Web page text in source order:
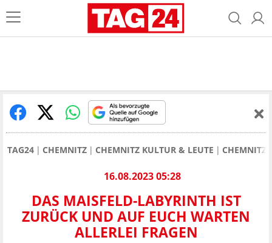
TAG24 CHEMNITZ CHEMNITZ KULTUR & LEUTE CHEMNITZ:
16.08.2023 05:28
DAS MAISFELD-LABYRINTH IST
ZURÜCK UND AUF EUCH WARTEN
ALLERLEI FRAGEN